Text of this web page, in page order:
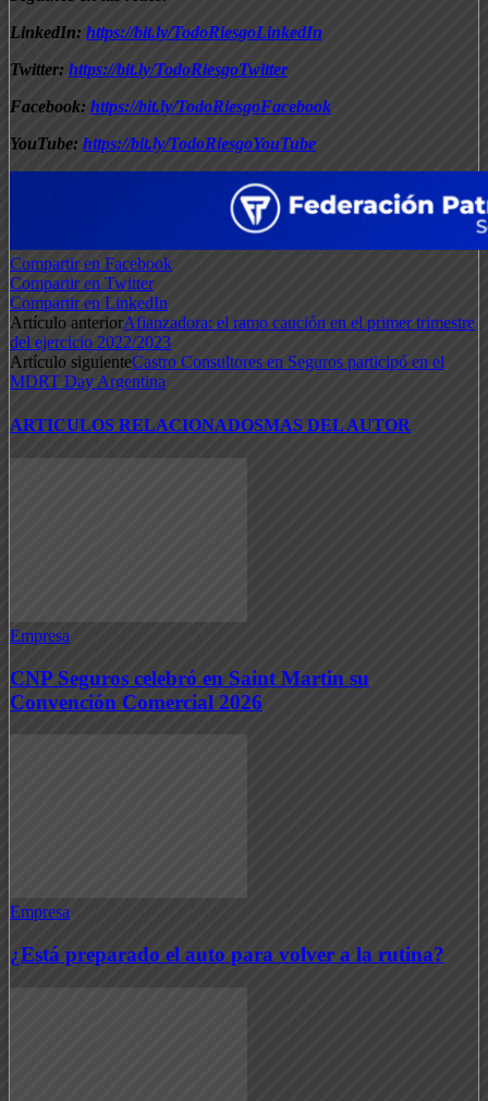
LinkedIn: https://bit.ly/TodoRiesgoLinkedIn
Twitter: https://bit.ly/TodoRiesgoTwitter
Facebook: https://bit.ly/TodoRiesgoFacebook
YouTube: https://bit.ly/TodoRiesgoYouTube
Compartir en Facebook
Compartir en Twitter
Compartir en LinkedIn
Artículo anteriorAfianzadora: el ramo caución en el primer trimestre
del ejercicio 2022/2023
Artículo siguienteCastro Consultores en Seguros participó en el
MDRT Day Argentina
ARTICULOS RELACIONADOSMAS DEL AUTOR
Empresa
CNP Seguros celebró en Saint Martin su
Convención Comercial 2026
Empresa
¿Está preparado el auto para volver a la rutina?